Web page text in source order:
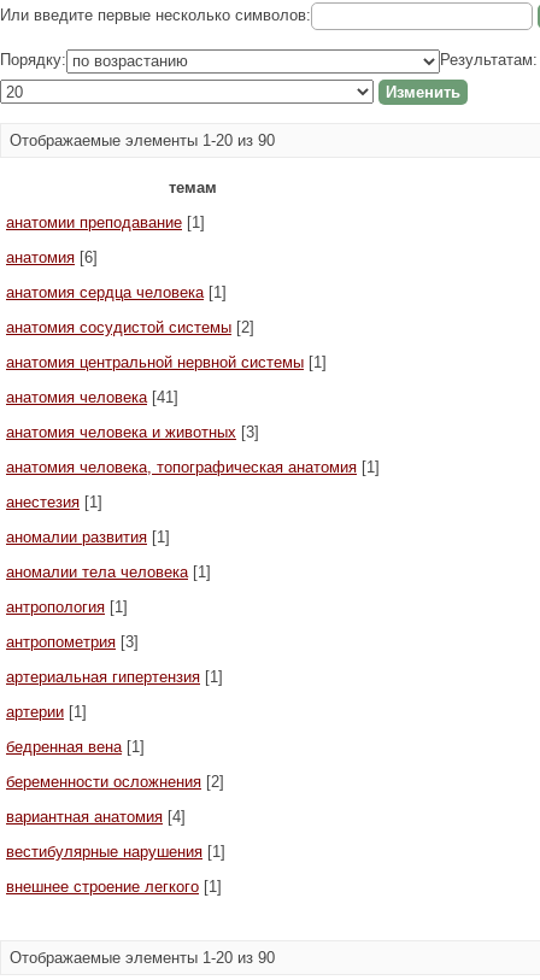
Или введите первые несколько символов:
Порядку: Результатам:
Отображаемые элементы 1-20 из 90
темам
анатомии преподавание [1]
анатомия [6]
анатомия сердца человека [1]
анатомия сосудистой системы [2]
анатомия центральной нервной системы [1]
анатомия человека [41]
анатомия человека и животных [3]
анатомия человека, топографическая анатомия [1]
анестезия [1]
аномалии развития [1]
аномалии тела человека [1]
антропология [1]
антропометрия [3]
артериальная гипертензия [1]
артерии [1]
бедренная вена [1]
беременности осложнения [2]
вариантная анатомия [4]
вестибулярные нарушения [1]
внешнее строение легкого [1]
Отображаемые элементы 1-20 из 90